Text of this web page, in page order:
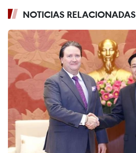
NOTICIAS RELACIONADAS